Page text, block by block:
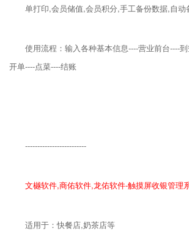
单打印,会员储值,会员积分,手工备份数据,自动
使用流程：输入各种基本信息----营业前台----
开单----点菜----结账
-------------------------
文樾软件,商佑软件,龙佑软件-触摸屏收银管理
适用于：快餐店,奶茶店等